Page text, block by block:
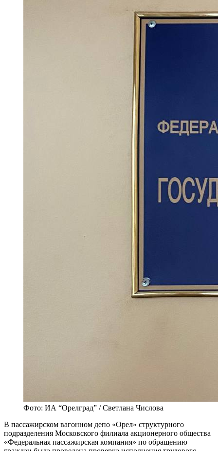
Фото: ИА “Орелград” / Светлана Числова
В пассажирском вагонном депо «Орел» структурного
подразделения Московского филиала акционерного общества
«Федеральная пассажирская компания» по обращению